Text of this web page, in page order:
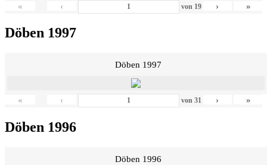
« ‹ von 19 › »
Döben 1997
Döben 1997
« ‹ von 31 › »
Döben 1996
Döben 1996